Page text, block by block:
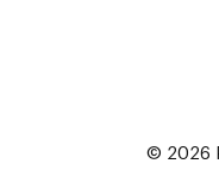
© 2026